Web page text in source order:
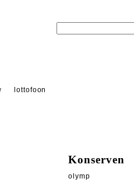
lottofoon
Konserven
olymp